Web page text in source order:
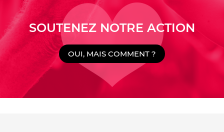
SOUTENEZ NOTRE ACTION
OUI, MAIS COMMENT ?